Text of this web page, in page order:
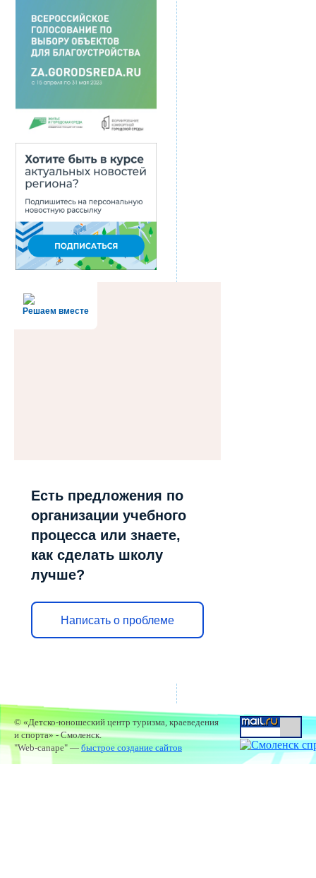
Решаем вместе
Есть предложения по
организации учебного
процесса или знаете,
как сделать школу
лучше?
Написать о проблеме
© «Детско-юношеский центр туризма, краеведения
и спорта» - Смоленск.
"Web-canape" — быстрое создание сайтов